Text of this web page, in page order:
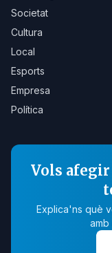
Societat
Cultura
Local
Esports
Empresa
Política
Vols afegir
Explica'ns què